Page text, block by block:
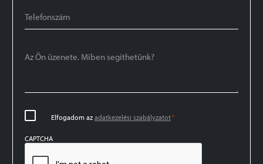
üzenete.
Adatkezelési
szabályzat*
Elfogadom az adatkezelési szabályzatot*
CAPTCHA